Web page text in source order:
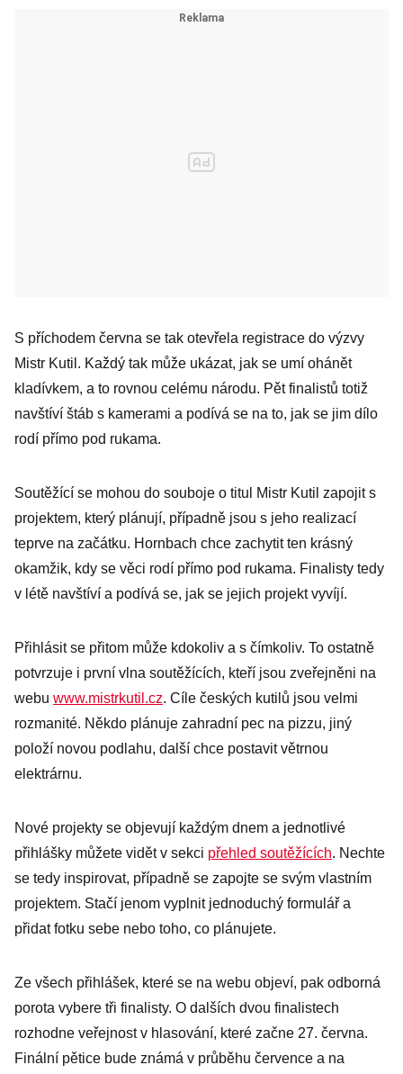
S příchodem června se tak otevřela registrace do výzvy
Mistr Kutil. Každý tak může ukázat, jak se umí ohánět
kladívkem, a to rovnou celému národu. Pět finalistů totiž
navštíví štáb s kamerami a podívá se na to, jak se jim dílo
rodí přímo pod rukama.
Soutěžící se mohou do souboje o titul Mistr Kutil zapojit s
projektem, který plánují, případně jsou s jeho realizací
teprve na začátku. Hornbach chce zachytit ten krásný
okamžik, kdy se věci rodí přímo pod rukama. Finalisty tedy
v létě navštíví a podívá se, jak se jejich projekt vyvíjí.
Přihlásit se přitom může kdokoliv a s čímkoliv. To ostatně
potvrzuje i první vlna soutěžících, kteří jsou zveřejněni na
webu www.mistrkutil.cz. Cíle českých kutilů jsou velmi
rozmanité. Někdo plánuje zahradní pec na pizzu, jiný
položí novou podlahu, další chce postavit větrnou
elektrárnu.
Nové projekty se objevují každým dnem a jednotlivé
přihlášky můžete vidět v sekci přehled soutěžících. Nechte
se tedy inspirovat, případně se zapojte se svým vlastním
projektem. Stačí jenom vyplnit jednoduchý formulář a
přidat fotku sebe nebo toho, co plánujete.
Ze všech přihlášek, které se na webu objeví, pak odborná
porota vybere tři finalisty. O dalších dvou finalistech
rozhodne veřejnost v hlasování, které začne 27. června.
Finální pětice bude známá v průběhu července a na